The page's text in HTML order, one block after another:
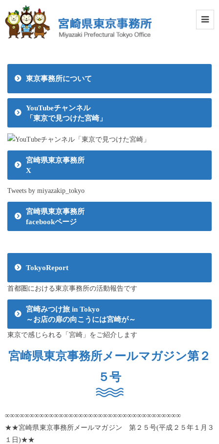
東京事務所について
YouTubeチャンネル
「東京で見つけた宮崎」
宮崎県東京事務所
X
Tweets by miyazakip_tokyo
宮崎県東京事務所
facebookページ
TokyoReport
首都圏における東京事務所の活動報告です
宮崎みつけ旅 in Tokyo
～お店の扉の向こうには宮崎が～
東京で感じられる「宮崎」をご紹介します
宮崎県東京事務所メールマガジン第２
５号
∞∞∞∞∞∞∞∞∞∞∞∞∞∞∞∞∞∞∞∞∞∞∞∞∞∞∞∞∞∞∞∞∞∞∞∞
★★宮崎県東京事務所メールマガジン 第２５号(平成２５年１月３
１日)★★